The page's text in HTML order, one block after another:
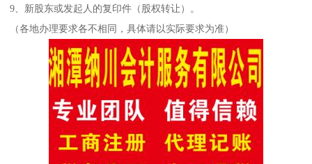
9、新股东或发起人的复印件（股权转让）。
（各地办理要求各不相同，具体请以实际要求为准）